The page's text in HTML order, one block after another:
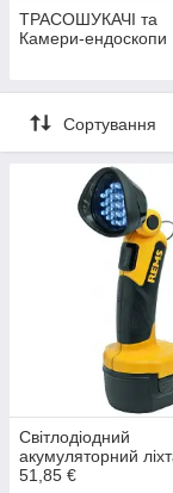
ТРАСОШУКАЧІ та
Камери-ендоскопи
Сортування
Світлодіодний
акумуляторний
51,85 €